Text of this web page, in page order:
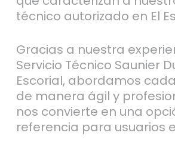
técnico autorizado en El
Gracias a nuestra
Servicio Técnico Saunier
Escorial, abordamos
de manera ágil y
nos convierte en una
referencia para usuarios